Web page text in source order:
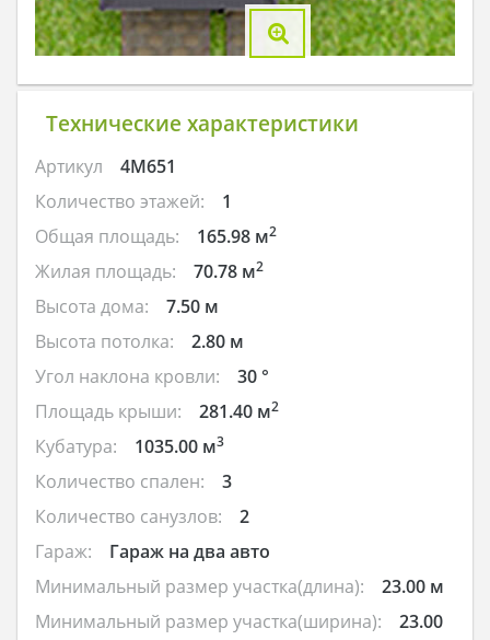
Технические характеристики
Артикул
4M651
Количество этажей:
1
Общая площадь:
165.98 м2
Жилая площадь: 70.78 м2
Высота дома:
7.50 м
Высота потолка:
2.80 м
Угол наклона кровли:
30 °
Площадь крыши:
281.40 м2
Кубатура: 1035.00 м3
Количество спален:
3
Количество санузлов:
2
Гараж:
Гараж на два авто
Минимальный размер участка(длина):
23.00 м
Минимальный размер участка(ширина):
23.00